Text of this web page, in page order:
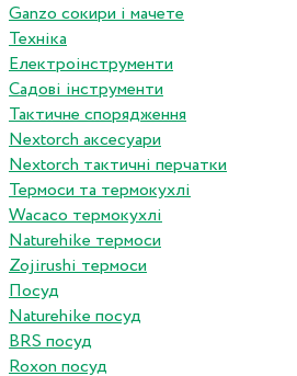
Ganzo сокири і мачете
Техніка
Електроінструменти
Садові інструменти
Тактичне спорядження
Nextorch аксесуари
Nextorch тактичні перчатки
Термоси та термокухлі
Wacaco термокухлі
Naturehike термоси
Zojirushi термоси
Посуд
Naturehike посуд
BRS посуд
Roxon посуд